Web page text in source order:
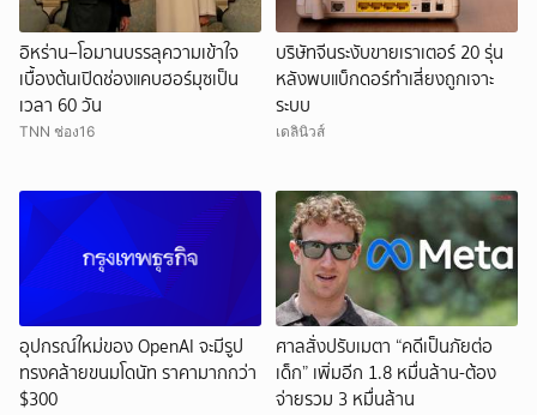
อิหร่าน–โอมานบรรลุความเข้าใจ
เบื้องต้นเปิดช่องแคบฮอร์มุซเป็น
เวลา 60 วัน
TNN ช่อง16
บริษัทจีนระงับขายเราเตอร์ 20 รุ่น
หลังพบแบ็กดอร์ทำเสี่ยงถูกเจาะ
ระบบ
เดลินิวส์
อุปกรณ์ใหม่ของ OpenAI จะมีรูป
ทรงคล้ายขนมโดนัท ราคามากกว่า
$300
ศาลสั่งปรับเมตา “คดีเป็นภัยต่อ
เด็ก” เพิ่มอีก 1.8 หมื่นล้าน-ต้อง
จ่ายรวม 3 หมื่นล้าน